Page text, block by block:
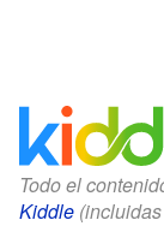
Todo el
Kiddle